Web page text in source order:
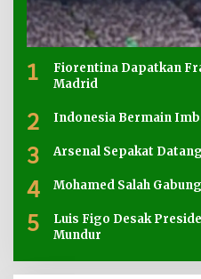
1
Fiorentina Dapatkan
Madrid
2 Indonesia Bermain
3 Arsenal Sepakat
4 Mohamed Salah
5
Luis Figo Desak
Mundur